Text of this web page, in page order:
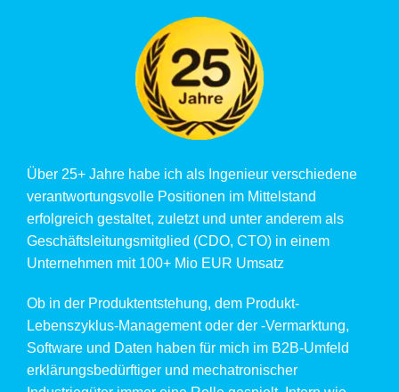
Über 25+ Jahre habe ich als Ingenieur verschiedene
verantwortungsvolle Positionen im Mittelstand
erfolgreich gestaltet, zuletzt und unter anderem als
Geschäftsleitungsmitglied (CDO, CTO) in einem
Unternehmen mit 100+ Mio EUR Umsatz
Ob in der Produktentstehung, dem Produkt-
Lebenszyklus-Management oder der -Vermarktung,
Software und Daten haben für mich im B2B-Umfeld
erklärungsbedürftiger und mechatronischer